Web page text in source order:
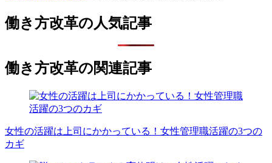
働き方改革の人気記事
働き方改革の関連記事
女性の活躍は上司にかかっている！女性管理職活躍の3つの
カギ